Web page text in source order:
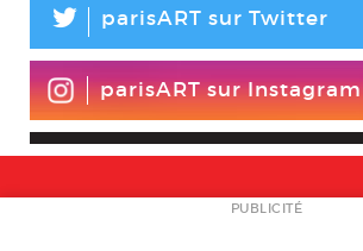
L parisART sur Twitter
parisART sur Instagram
NEWSLETTER
PUBLICITÉ